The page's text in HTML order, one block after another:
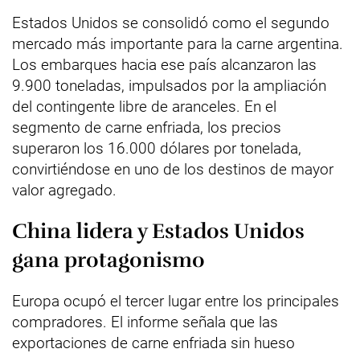
Estados Unidos se consolidó como el segundo
mercado más importante para la carne argentina.
Los embarques hacia ese país alcanzaron las
9.900 toneladas, impulsados por la ampliación
del contingente libre de aranceles. En el
segmento de carne enfriada, los precios
superaron los 16.000 dólares por tonelada,
convirtiéndose en uno de los destinos de mayor
valor agregado.
China lidera y Estados Unidos
gana protagonismo
Europa ocupó el tercer lugar entre los principales
compradores. El informe señala que las
exportaciones de carne enfriada sin hueso